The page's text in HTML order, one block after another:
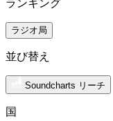
ランキング
ラジオ局
並び替え
Soundcharts リーチ
国